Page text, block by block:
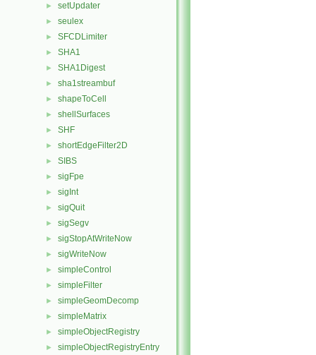
► setUpdater
► seulex
► SFCDLimiter
► SHA1
► SHA1Digest
► sha1streambuf
► shapeToCell
► shellSurfaces
► SHF
► shortEdgeFilter2D
► SIBS
► sigFpe
► sigInt
► sigQuit
► sigSegv
► sigStopAtWriteNow
► sigWriteNow
► simpleControl
► simpleFilter
► simpleGeomDecomp
► simpleMatrix
► simpleObjectRegistry
► simpleObjectRegistryEntry